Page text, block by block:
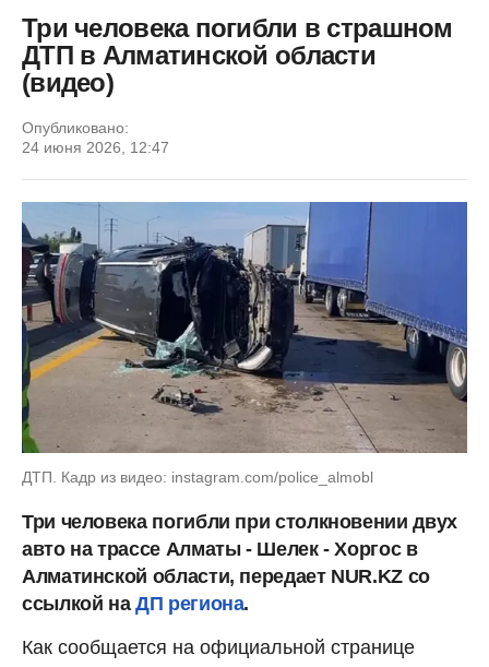
Три человека погибли в страшном
ДТП в Алматинской области
(видео)
Опубликовано:
24 июня 2026, 12:47
ДТП. Кадр из видео: instagram.com/police_almobl
Три человека погибли при столкновении двух
авто на трассе Алматы - Шелек - Хоргос в
Алматинской области, передает NUR.KZ со
ссылкой наДП региона.
Как сообщается на официальной странице